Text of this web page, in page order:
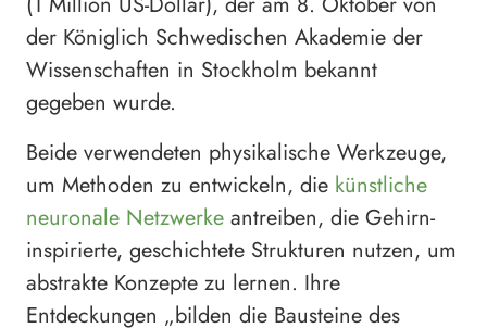
der Königlich Schwedischen Akademie der
Wissenschaften in Stockholm bekannt
gegeben wurde.
Beide verwendeten physikalische Werkzeuge,
um Methoden zu entwickeln, die künstliche
neuronale Netzwerke antreiben, die Gehirn-
inspirierte, geschichtete Strukturen nutzen, um
abstrakte Konzepte zu lernen. Ihre
Entdeckungen „bilden die Bausteine des